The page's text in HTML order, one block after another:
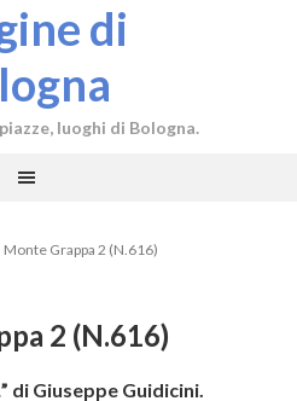
di
luoghi di Bologna.
Grappa 2 (N.616)
2 (N.616)
di Giuseppe Guidicini.